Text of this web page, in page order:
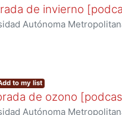
de invierno
Autónoma
to my list
de ozono
Autónoma